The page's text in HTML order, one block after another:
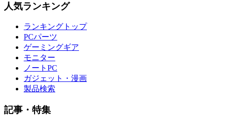
人気ランキング
ランキングトップ
PCパーツ
ゲーミングギア
モニター
ノートPC
ガジェット・漫画
製品検索
記事・特集